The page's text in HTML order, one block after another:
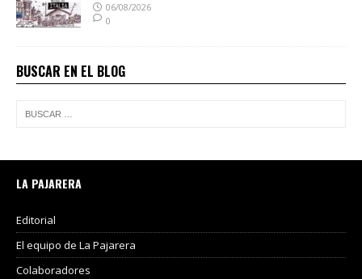
06/08/2026
0
BUSCAR EN EL BLOG
LA PAJARERA
Editorial
El equipo de La Pajarera
Colaboradores